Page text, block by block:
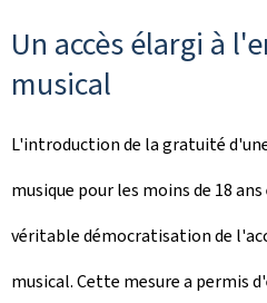
Un accès élargi à
musical
L'introduction de la gratuité
musique pour les moins de 18
véritable démocratisation de
musical. Cette mesure a permis